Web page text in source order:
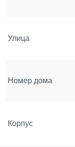
Улица
Номер дома
Корпус